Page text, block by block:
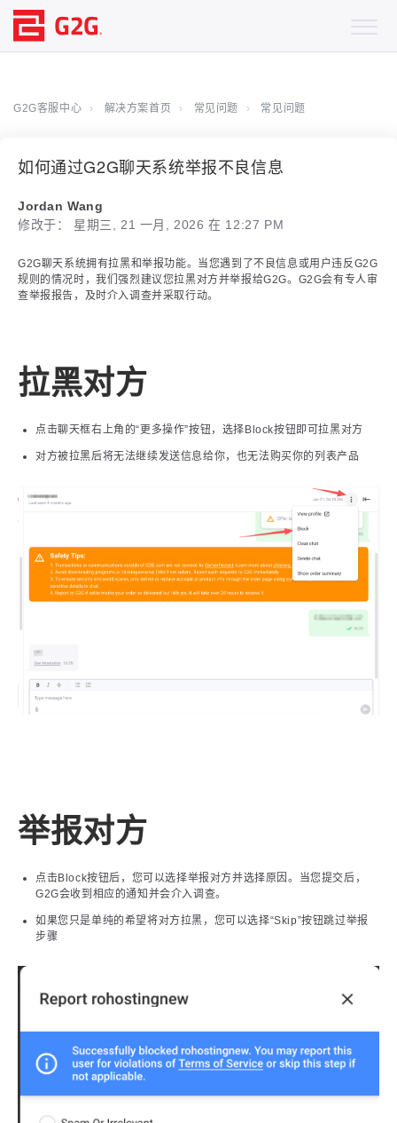
G2G客服中心 解决方案首页 常见问题 常见问题
如何通过G2G聊天系统举报不良信息
Jordan Wang
修改于： 星期三, 21 一月, 2026 在 12:27 PM
G2G聊天系统拥有拉黑和举报功能。当您遇到了不良信息或用户违反G2G
规则的情况时，我们强烈建议您拉黑对方并举报给G2G。G2G会有专人审
查举报报告，及时介入调查并采取行动。
拉黑对方
点击聊天框右上角的“更多操作”按钮，选择Block按钮即可拉黑对方
对方被拉黑后将无法继续发送信息给你，也无法购买你的列表产品
举报对方
点击Block按钮后，您可以选择举报对方并选择原因。当您提交后，
G2G会收到相应的通知并会介入调查。
如果您只是单纯的希望将对方拉黑，您可以选择“Skip”按钮跳过举报
步骤